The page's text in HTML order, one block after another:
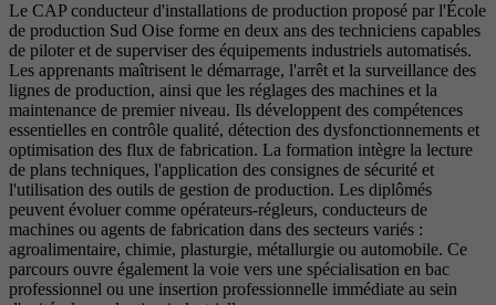
Le CAP conducteur d'installations de production proposé par l'École
de production Sud Oise forme en deux ans des techniciens capables
de piloter et de superviser des équipements industriels automatisés.
Les apprenants maîtrisent le démarrage, l'arrêt et la surveillance des
lignes de production, ainsi que les réglages des machines et la
maintenance de premier niveau. Ils développent des compétences
essentielles en contrôle qualité, détection des dysfonctionnements et
optimisation des flux de fabrication. La formation intègre la lecture
de plans techniques, l'application des consignes de sécurité et
l'utilisation des outils de gestion de production. Les diplômés
peuvent évoluer comme opérateurs-régleurs, conducteurs de
machines ou agents de fabrication dans des secteurs variés :
agroalimentaire, chimie, plasturgie, métallurgie ou automobile. Ce
parcours ouvre également la voie vers une spécialisation en bac
professionnel ou une insertion professionnelle immédiate au sein